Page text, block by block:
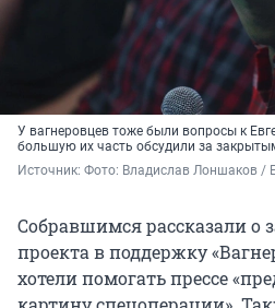
У вагнеровцев тоже были вопросы к
большую их часть обсудили за
Источник: Фото: Владислав Лоншаков /
Собравшимся рассказали о
проекта в поддержку
хотели помогать прессе